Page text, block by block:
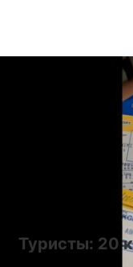
Туристы: 20